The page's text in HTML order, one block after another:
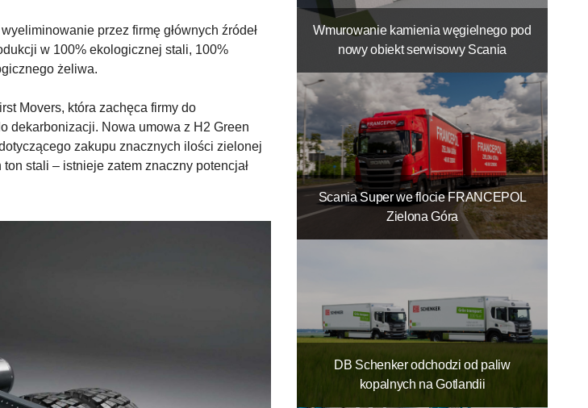
przez firmę głównych źródeł
w 100% ekologicznej stali, 100%
żeliwa.
Movers, która zachęca firmy do
dekarbonizacji. Nowa umowa z H2 Green
zakupu znacznych ilości zielonej
stali – istnieje zatem znaczny potencjał
Wmurowanie kamienia węgielnego pod
nowy obiekt serwisowy Scania
Scania Super we flocie FRANCEPOL
Zielona Góra
DB Schenker odchodzi od paliw
kopalnych na Gotlandii